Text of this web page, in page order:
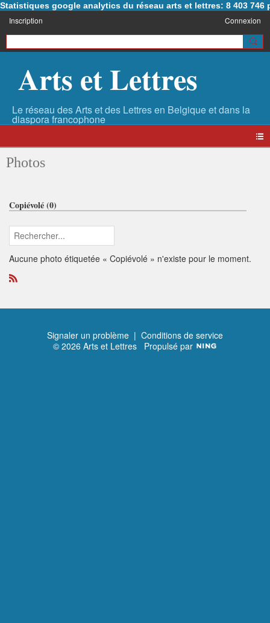
Statistiques google analytics du réseau arts et lettres: 8 403 746
Inscription Connexion
Arts et Lettres
Photos
Copiévolé (0)
Aucune photo étiquetée « Copiévolé » n'existe pour le moment.
R
Signaler un problème | Conditions de service
© 2026 Arts et Lettres Propulsé par